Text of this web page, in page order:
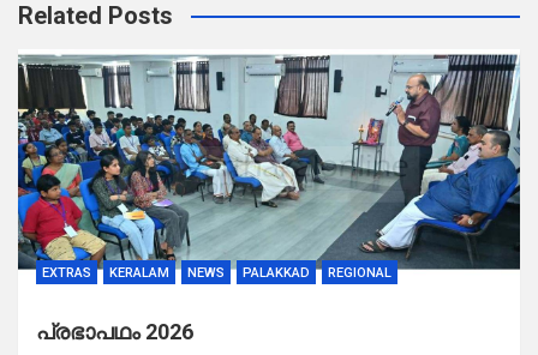
Related Posts
EXTRAS KERALAM NEWS PALAKKAD REGIONAL
പ്രഭാപഥം 2026